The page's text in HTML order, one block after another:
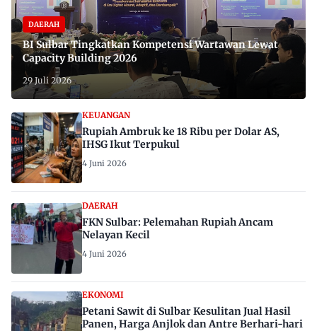
DAERAH
BI Sulbar Tingkatkan Kompetensi Wartawan Lewat
Capacity Building 2026
29 Juli 2026
KEUANGAN
Rupiah Ambruk ke 18 Ribu per Dolar AS,
IHSG Ikut Terpukul
4 Juni 2026
DAERAH
FKN Sulbar: Pelemahan Rupiah Ancam
Nelayan Kecil
4 Juni 2026
EKONOMI
Petani Sawit di Sulbar Kesulitan Jual Hasil
Panen, Harga Anjlok dan Antre Berhari-hari